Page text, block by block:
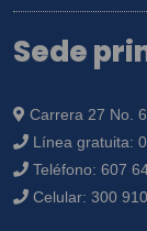
Sede
Carrera 27 No.
Línea gratuita:
Teléfono: 607
Celular: 300